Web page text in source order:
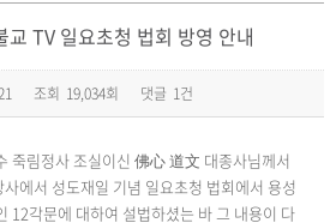
TV 일요초청 법회 방영 안내
조회 19,034회 댓글 1건
죽림정사 조실이신 佛心 道文 대종사님께서
에서 성도재일 기념 일요초청 법회에서 용성
12각문에 대하여 설법하셨는 바 그 내용이 다